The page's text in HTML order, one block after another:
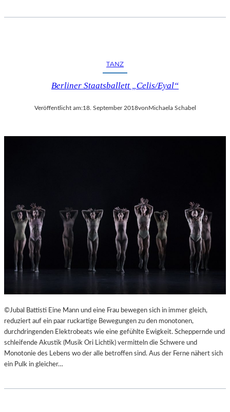
TANZ
Berliner Staatsballett „Celis/Eyal“
Veröffentlicht am:18. September 2018von Michaela Schabel
©Jubal Battisti Eine Mann und eine Frau bewegen sich in immer gleich,
reduziert auf ein paar ruckartige Bewegungen zu den monotonen,
durchdringenden Elektrobeats wie eine gefühlte Ewigkeit. Scheppernde und
schleifende Akustik (Musik Ori Lichtik) vermitteln die Schwere und
Monotonie des Lebens wo der alle betroffen sind. Aus der Ferne nähert sich
ein Pulk in gleicher…